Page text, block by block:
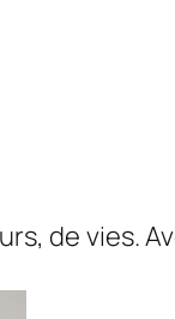
de vies.